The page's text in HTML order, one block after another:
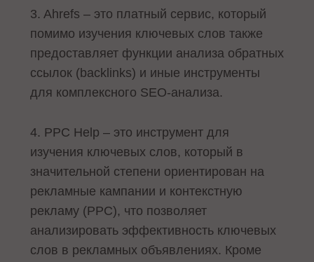
3. Ahrefs – это платный сервис, который
помимо изучения ключевых слов также
предоставляет функции анализа обратных
ссылок (backlinks) и иные инструменты
для комплексного SEO-анализа.
4. PPC Help – это инструмент для
изучения ключевых слов, который в
значительной степени ориентирован на
рекламные кампании и контекстную
рекламу (PPC), что позволяет
анализировать эффективность ключевых
слов в рекламных объявлениях. Кроме